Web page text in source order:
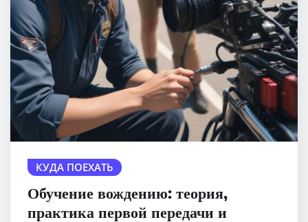
КУДА ПОЕХАТЬ
Обучение вождению: теория,
практика первой передачи и